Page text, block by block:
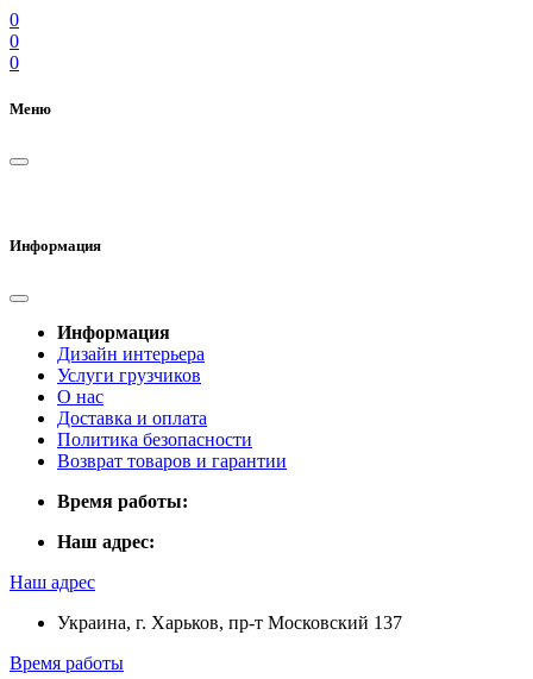
0
0
0
Меню
Информация
Информация
Дизайн интерьера
Услуги грузчиков
О нас
Доставка и оплата
Политика безопасности
Возврат товаров и гарантии
Время работы:
Наш адрес:
Наш адрес
Украина, г. Харьков, пр-т Московский 137
Время работы